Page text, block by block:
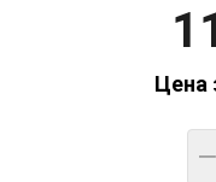
Цена
−